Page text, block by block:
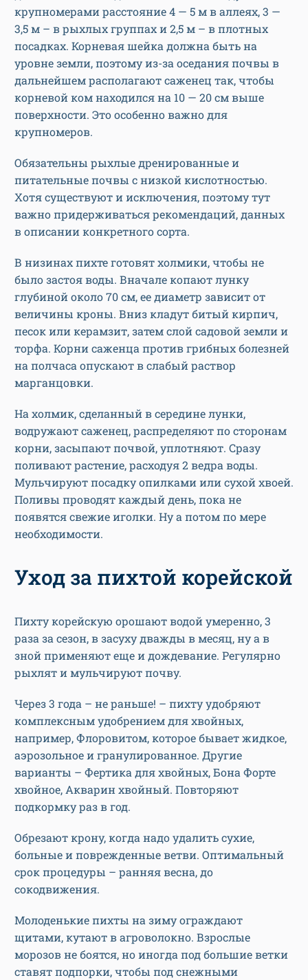
крупномерами расстояние 4 — 5 м в аллеях, 3 —
3,5 м – в рыхлых группах и 2,5 м – в плотных
посадках. Корневая шейка должна быть на
уровне земли, поэтому из-за оседания почвы в
дальнейшем располагают саженец так, чтобы
корневой ком находился на 10 — 20 см выше
поверхности. Это особенно важно для
крупномеров.
Обязательны рыхлые дренированные и
питательные почвы с низкой кислотностью.
Хотя существуют и исключения, поэтому тут
важно придерживаться рекомендаций, данных
в описании конкретного сорта.
В низинах пихте готовят холмики, чтобы не
было застоя воды. Вначале копают лунку
глубиной около 70 см, ее диаметр зависит от
величины кроны. Вниз кладут битый кирпич,
песок или керамзит, затем слой садовой земли и
торфа. Корни саженца против грибных болезней
на полчаса опускают в слабый раствор
марганцовки.
На холмик, сделанный в середине лунки,
водружают саженец, распределяют по сторонам
корни, засыпают почвой, уплотняют. Сразу
поливают растение, расходуя 2 ведра воды.
Мульчируют посадку опилками или сухой хвоей.
Поливы проводят каждый день, пока не
появятся свежие иголки. Ну а потом по мере
необходимости.
Уход за пихтой корейской
Пихту корейскую орошают водой умеренно, 3
раза за сезон, в засуху дважды в месяц, ну а в
зной применяют еще и дождевание. Регулярно
рыхлят и мульчируют почву.
Через 3 года – не раньше! – пихту удобряют
комплексным удобрением для хвойных,
например, Флоровитом, которое бывает жидкое,
аэрозольное и гранулированное. Другие
варианты – Фертика для хвойных, Бона Форте
хвойное, Акварин хвойный. Повторяют
подкормку раз в год.
Обрезают крону, когда надо удалить сухие,
больные и поврежденные ветви. Оптимальный
срок процедуры – ранняя весна, до
сокодвижения.
Молоденькие пихты на зиму ограждают
щитами, кутают в агроволокно. Взрослые
морозов не боятся, но иногда под большие ветки
ставят подпорки, чтобы под снежными